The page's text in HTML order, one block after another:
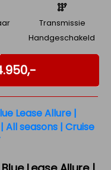
Transmissie
Handgeschakeld